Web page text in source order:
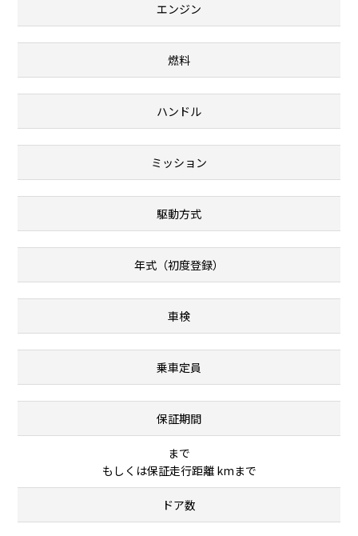
エンジン
燃料
ハンドル
ミッション
駆動方式
年式（初度登録）
車検
乗車定員
保証期間
まで
もしくは保証走行距離 kmまで
ドア数